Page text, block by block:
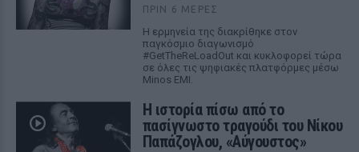
ΠΡΙΝ 6 ΜΈΡΕΣ
Η ερμηνεία της διακρίθηκε στον
παγκόσμιο διαγωνισμό
#GetTheReLoadOut και κυκλοφορεί τώρα
σε όλες τις ψηφιακές πλατφόρμες μέσω
Minos EMI.
Η ιστορία πίσω από το
πασίγνωστο τραγούδι του Νίκου
Παπάζογλου, «Αύγουστος»